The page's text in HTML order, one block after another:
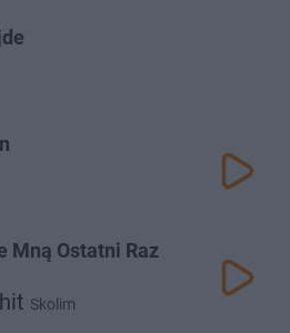
Mną Ostatni Raz
hit Skolim